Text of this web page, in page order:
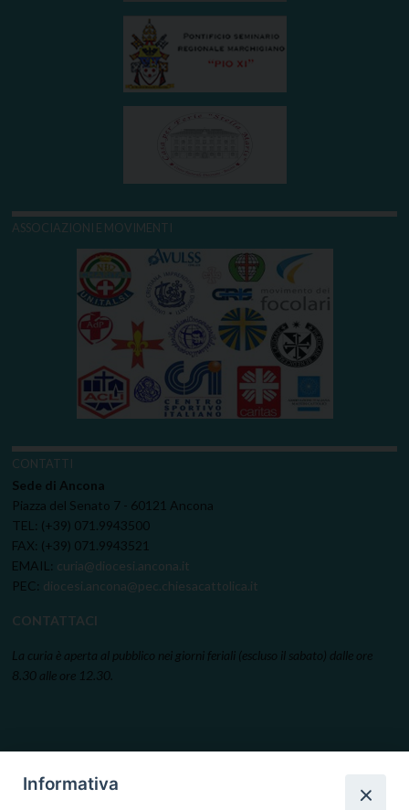
ASSOCIAZIONI E MOVIMENTI
CONTATTI
Sede di Ancona
Piazza del Senato 7 - 60121 Ancona
TEL: (+39) 071.9943500
FAX: (+39) 071.9943521
EMAIL: curia@diocesi.ancona.it
PEC: diocesi.ancona@pec.chiesacattolica.it
CONTATTACI
La curia è aperta al pubblico nei giorni feriali (escluso il sabato) dalle ore
8.30 alle ore 12.30.
Informativa